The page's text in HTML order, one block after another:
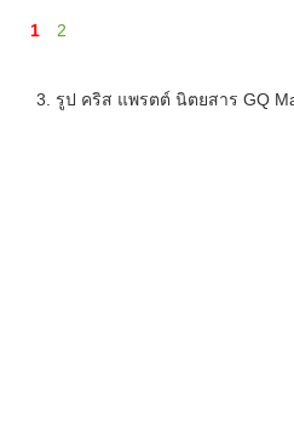
1 2
3. รูป คริส แพรตต์ นิตยสาร GQ